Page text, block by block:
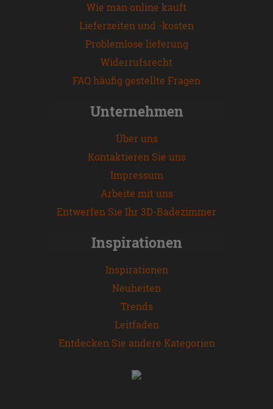
Wie man online kauft
Lieferzeiten und -kosten
Problemlose lieferung
Widerrufsrecht
FAQ häufig gestellte Fragen
Unternehmen
Über uns
Kontaktieren Sie uns
Impressum
Arbeite mit uns
Entwerfen Sie Ihr 3D-Badezimmer
Inspirationen
Inspirationen
Neuheiten
Trends
Leitfaden
Entdecken Sie andere Kategorien